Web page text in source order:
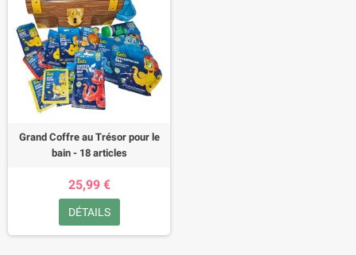
Grand Coffre au Trésor pour le
bain - 18 articles
25,99 €
DÉTAILS